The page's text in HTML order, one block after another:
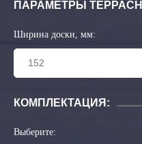
ПАРАМЕТРЫ
Ширина доски, мм:
КОМПЛЕКТАЦИЯ:
Выберите: